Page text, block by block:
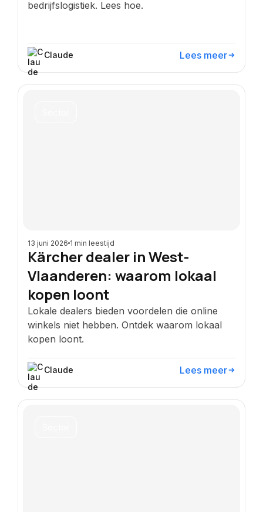
bedrijfslogistiek. Lees hoe.
Claude Lees meer
13 juni 2026 1 min leestijd
Kärcher dealer in West-
Vlaanderen: waarom lokaal
kopen loont
Lokale dealers bieden voordelen die online
winkels niet hebben. Ontdek waarom lokaal
kopen loont.
Claude Lees meer